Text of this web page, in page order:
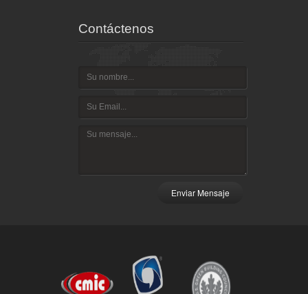
Contáctenos
Enviar Mensaje